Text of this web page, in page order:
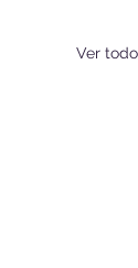
Ver todo